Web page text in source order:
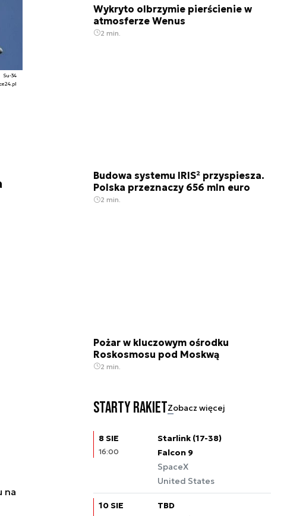
Su-34
na
Wykryto olbrzymie pierścienie w
atmosferze Wenus
2 min.
Budowa systemu IRIS² przyspiesza.
Polska przeznaczy 656 mln euro
2 min.
Pożar w kluczowym ośrodku
Roskosmosu pod Moskwą
2 min.
Starty rakietZobacz więcej
8 SIE
16:00
Starlink (17-38)
Falcon 9
SpaceX
United States
10 SIE
TBD